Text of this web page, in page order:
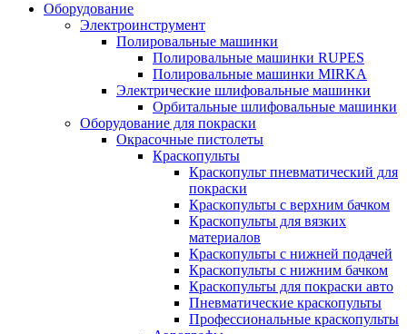
Оборудование
Электроинструмент
Полировальные машинки
Полировальные машинки RUPES
Полировальные машинки MIRKA
Электрические шлифовальные машинки
Орбитальные шлифовальные машинки
Оборудование для покраски
Окрасочные пистолеты
Краскопульты
Краскопульт пневматический для
покраски
Краскопульты с верхним бачком
Краскопульты для вязких
материалов
Краскопульты с нижней подачей
Краскопульты с нижним бачком
Краскопульты для покраски авто
Пневматические краскопульты
Профессиональные краскопульты